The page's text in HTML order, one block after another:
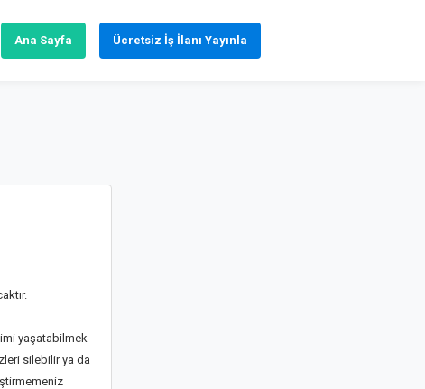
Ana Sayfa Ücretsiz İş İlanı Yayınla
yaşatabilmek
silebilir ya da